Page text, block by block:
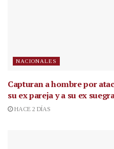
NACIONALES
Capturan a hombre por
su ex pareja y a su ex
HACE 2 DÍAS